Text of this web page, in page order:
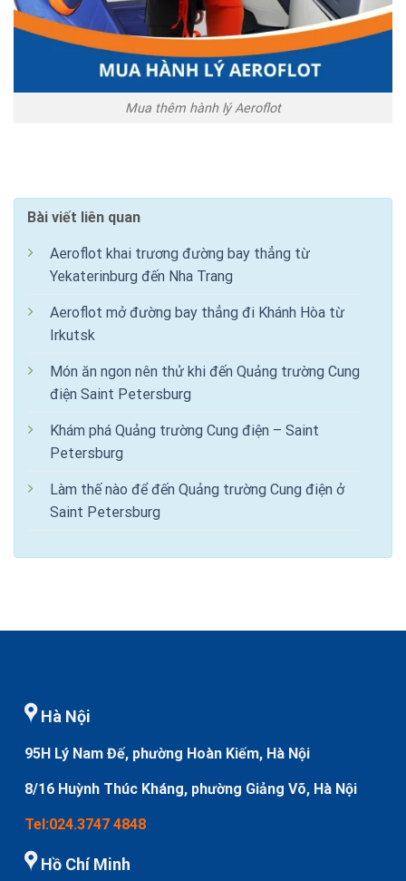
Mua thêm hành lý Aeroflot
Bài viết liên quan
Aeroflot khai trương đường bay thẳng từ
Yekaterinburg đến Nha Trang
Aeroflot mở đường bay thẳng đi Khánh Hòa từ
Irkutsk
Món ăn ngon nên thử khi đến Quảng trường Cung
điện Saint Petersburg
Khám phá Quảng trường Cung điện – Saint
Petersburg
Làm thế nào để đến Quảng trường Cung điện ở
Saint Petersburg
Hà Nội
95H Lý Nam Đế, phường Hoàn Kiếm, Hà Nội
8/16 Huỳnh Thúc Kháng, phường Giảng Võ, Hà Nội
Tel:024.3747 4848
Hồ Chí Minh